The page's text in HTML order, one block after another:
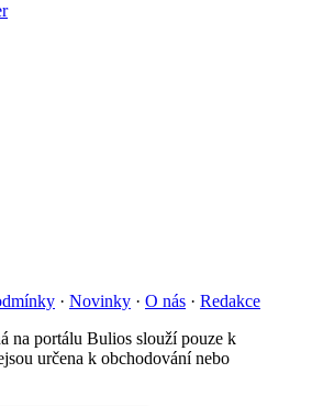
· Novinky · O nás · Redakce
na portálu Bulios slouží pouze k
určena k obchodování nebo